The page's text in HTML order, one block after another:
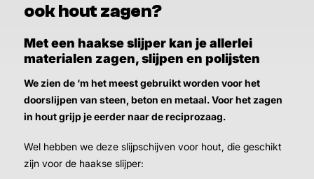
ook hout zagen?
Met een haakse slijper kan je allerlei
materialen zagen, slijpen en polijsten
We zien de ‘m het meest gebruikt worden voor het
doorslijpen van steen, beton en metaal. Voor het zagen
in hout grijp je eerder naar de reciprozaag.
Wel hebben we deze slijpschijven voor hout, die geschikt
zijn voor de haakse slijper: